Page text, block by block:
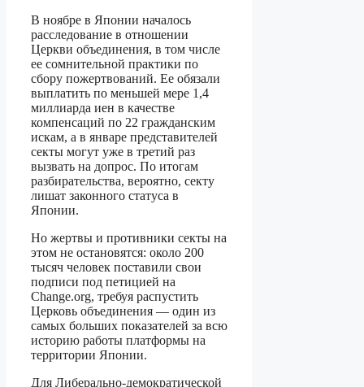
В ноябре в Японии началось
расследование в отношении
Церкви объединения, в том числе
ее сомнительной практики по
сбору пожертвований. Ее обязали
выплатить по меньшей мере 1,4
миллиарда иен в качестве
компенсаций по 22 гражданским
искам, а в январе представителей
секты могут уже в третий раз
вызвать на допрос. По итогам
разбирательства, вероятно, секту
лишат законного статуса в
Японии.
Но жертвы и противники секты на
этом не остановятся: около 200
тысяч человек поставили свои
подписи под петицией на
Change.org, требуя распустить
Церковь объединения — один из
самых больших показателей за всю
историю работы платформы на
территории Японии.
Для Либерально-демократической